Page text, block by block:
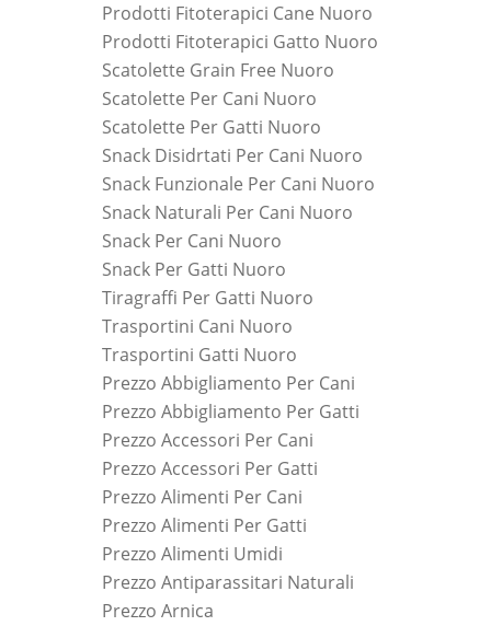
Prodotti Fitoterapici Cane Nuoro
Prodotti Fitoterapici Gatto Nuoro
Scatolette Grain Free Nuoro
Scatolette Per Cani Nuoro
Scatolette Per Gatti Nuoro
Snack Disidrtati Per Cani Nuoro
Snack Funzionale Per Cani Nuoro
Snack Naturali Per Cani Nuoro
Snack Per Cani Nuoro
Snack Per Gatti Nuoro
Tiragraffi Per Gatti Nuoro
Trasportini Cani Nuoro
Trasportini Gatti Nuoro
Prezzo Abbigliamento Per Cani
Prezzo Abbigliamento Per Gatti
Prezzo Accessori Per Cani
Prezzo Accessori Per Gatti
Prezzo Alimenti Per Cani
Prezzo Alimenti Per Gatti
Prezzo Alimenti Umidi
Prezzo Antiparassitari Naturali
Prezzo Arnica